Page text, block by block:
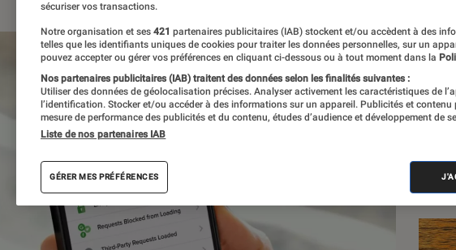
sécuriser vos transactions.
Notre organisation et ses 421 partenaires publicitaires (IAB) stockent et/ou accèdent à des
telles que les identifiants uniques de cookies pour traiter les données personnelles, sur un
pouvez accepter ou gérer vos préférences en cliquant ci-dessous ou à tout moment dans la
Nos partenaires publicitaires (IAB) traitent des données selon les finalités suivantes :
Utiliser des données de géolocalisation précises. Analyser activement les caractéristiques de
l’identification. Stocker et/ou accéder à des informations sur un appareil. Publicités et contenu
mesure de performance des publicités et du contenu, études d’audience et développement de
Liste de nos partenaires IAB
GÉRER MES PRÉFÉRENCES